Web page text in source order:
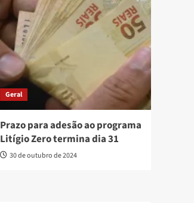
Geral
Prazo para adesão ao programa
Litígio Zero termina dia 31
30 de outubro de 2024